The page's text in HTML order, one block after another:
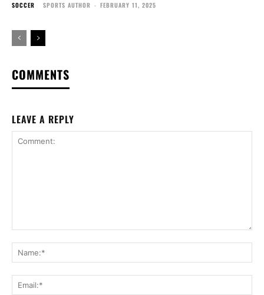
SOCCER SPORTS AUTHOR - FEBRUARY 11, 2025
COMMENTS
LEAVE A REPLY